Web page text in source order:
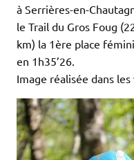
à Serrières-en-
le Trail du Gros Foug
km) la 1ère place
en 1h35’26.
Image réalisée dans